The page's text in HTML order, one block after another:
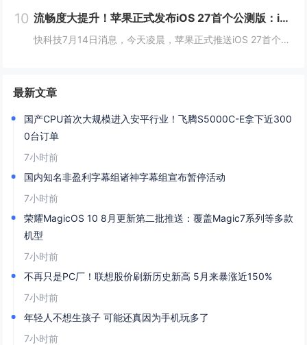
10 流畅度大提升！苹果正式发布iOS 27首个公测版：iPhone 11及以上都能升级
快科技7月14日消息，今天凌晨，苹果正式推送iOS 27首个公测版，安装包大小约19.59GB。与此前需要开发者账号才能安装的开发者预览版不同，iOS 27公测版面向所有Apple ID用户免费开放，完成注册后即可接收系统更新。机型适配方面...
最新文章
国产CPU首次大规模进入安平行业！飞腾S5000C-E拿下近300
0台订单
7小时前
国内知名非盈利字幕组诸神字幕组宣布暂停活动
7小时前
荣耀MagicOS 10 8月更新第二批推送：覆盖Magic7系列等多款
机型
7小时前
不再只是PC厂！联想股价刷新历史新高 5月来暴涨近150%
7小时前
年轻人不想生孩子 可能还真因为手机玩多了
7小时前